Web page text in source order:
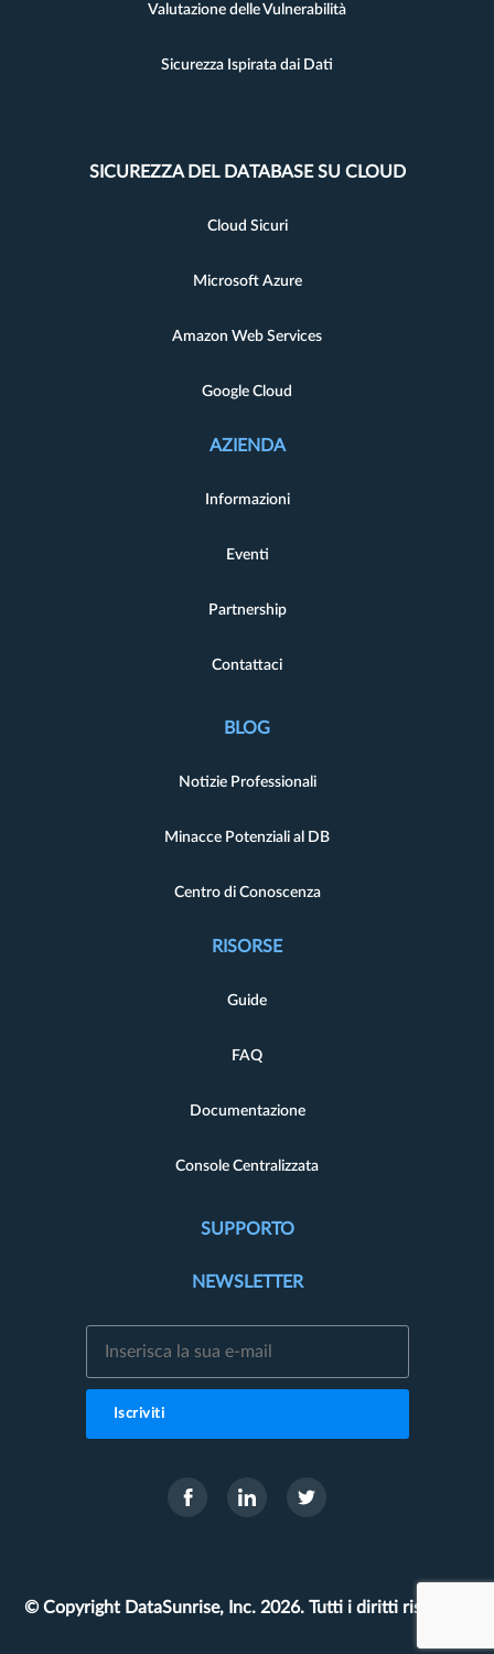
Valutazione delle Vulnerabilità
Sicurezza Ispirata dai Dati
SICUREZZA DEL DATABASE SU CLOUD
Cloud Sicuri
Microsoft Azure
Amazon Web Services
Google Cloud
AZIENDA
Informazioni
Eventi
Partnership
Contattaci
BLOG
Notizie Professionali
Minacce Potenziali al DB
Centro di Conoscenza
RISORSE
Guide
FAQ
Documentazione
Console Centralizzata
SUPPORTO
NEWSLETTER
Iscriviti
© Copyright DataSunrise, Inc. 2026. Tutti i diritti riservati.